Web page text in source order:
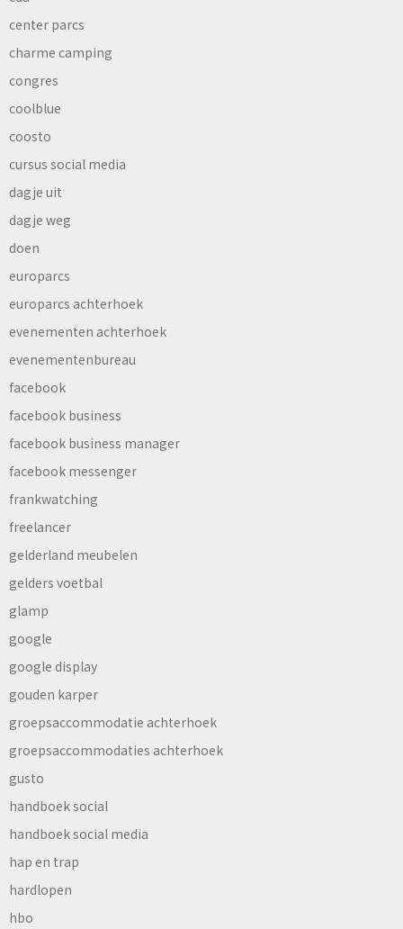
center parcs
charme camping
congres
coolblue
coosto
cursus social media
dagje uit
dagje weg
doen
europarcs
europarcs achterhoek
evenementen achterhoek
evenementenbureau
facebook
facebook business
facebook business manager
facebook messenger
frankwatching
freelancer
gelderland meubelen
gelders voetbal
glamp
google
google display
gouden karper
groepsaccommodatie achterhoek
groepsaccommodaties achterhoek
gusto
handboek social
handboek social media
hap en trap
hardlopen
hbo